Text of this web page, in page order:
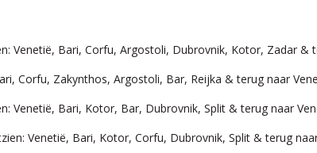
Venetië, Bari, Corfu, Argostoli, Dubrovnik, Kotor, Zadar &
Corfu, Zakynthos, Argostoli, Bar, Reijka & terug naar
Venetië, Bari, Kotor, Bar, Dubrovnik, Split & terug naar
Venetië, Bari, Kotor, Corfu, Dubrovnik, Split & terug